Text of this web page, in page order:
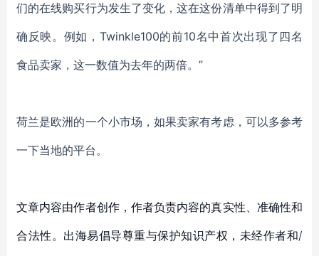
们的在线购买行为发生了变化，这在这份清单中得到了明
确反映。例如， Twinkle100的前10名中首次出现了四名
食品卖家，这一数值为去年的两倍。 ”
荷兰是欧洲的一个小市场，如果卖家有考虑，可以多参考
一下当地的平台。
文章内容由作者创作，作者负责内容的真实性、准确性和
合法性。出海易倡导尊重与保护知识产权，未经作者和/